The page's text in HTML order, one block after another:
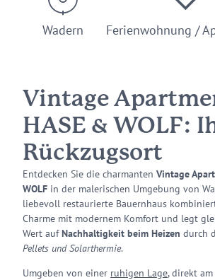
Wadern Ferienwohnung /
Vintage
HASE & WOLF:
Rückzugsort
Entdecken Sie die charmanten Vintage
WOLF in der malerischen Umgebung von
liebevoll restaurierte Bauernhaus
Charme mit modernem Komfort und legt
Wert aufNachhaltigkeit beim Heizen durch
Pellets und Solarthermie.
Umgeben von einer ruhigen Lage, direkt am